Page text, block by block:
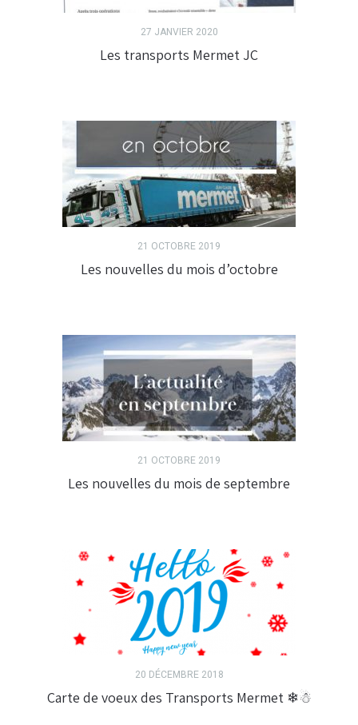
27 JANVIER 2020
Les transports Mermet JC
21 OCTOBRE 2019
Les nouvelles du mois d’octobre
21 OCTOBRE 2019
Les nouvelles du mois de septembre
20 DÉCEMBRE 2018
Carte de voeux des Transports Mermet ❄☃